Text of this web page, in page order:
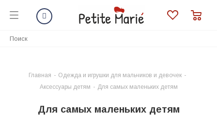
Главная - Одежда и игрушки для мальчиков и девочек -
Аксессуары детям - Для самых маленьких детям
Для самых маленьких детям